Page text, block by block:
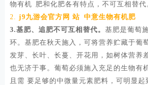
物有机肥和化肥各有特点，不可互相替代
2. j9九游会官方网站中意生物有机肥
3.基肥、追肥不可互相替代。 基肥是葡萄
环。基肥在秋天施入，可将营养贮藏于葡
发芽、长叶、长蔓、开花用，如树体营养
也无济于事。葡萄必须施入充足的生物有
且需要足够的中微量元素肥料，可明显